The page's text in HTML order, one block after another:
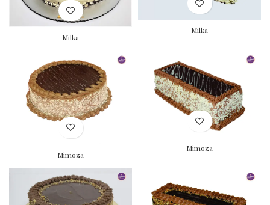
Milka
Milka
Mimoza
Mimoza